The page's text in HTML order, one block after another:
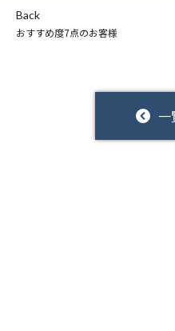
Back
おすすめ度7点のお客様
一